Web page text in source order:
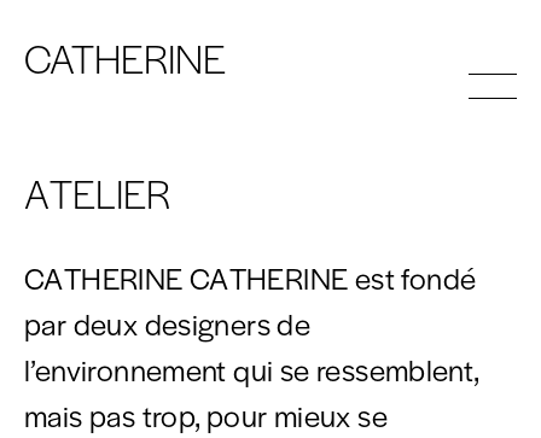
ATHERINE
CATHERINE
CATHERINE
CATHERINE
INDEX
CONTACT
ATELIER
CATHERINE CATHERINE est fondé
par deux designers de
l’environnement qui se ressemblent,
mais pas trop, pour mieux se